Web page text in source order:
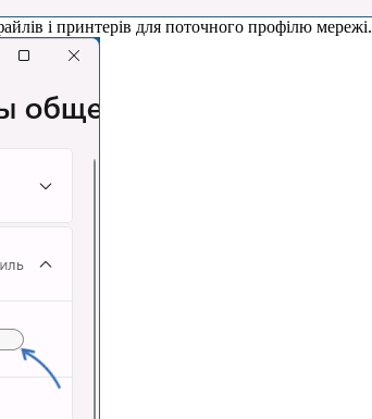
і принтерів для поточного профілю мережі.